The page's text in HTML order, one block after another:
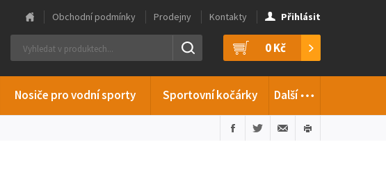
0 Kč
Nosiče pro vodní sporty Sportovní kočárky Další…
Obchodní podmínky Prodejny Kontakty Přihlásit